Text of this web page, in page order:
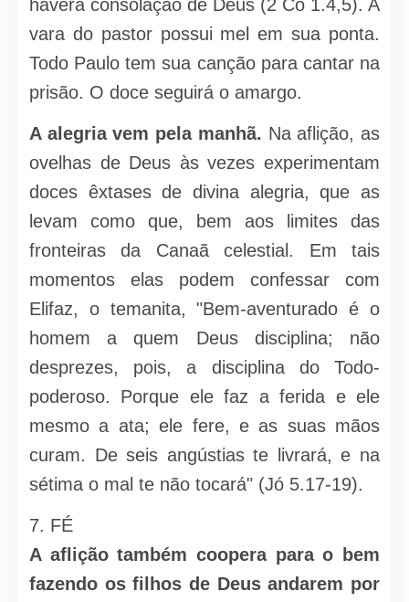
haverá consolação de Deus (2 Co 1.4,5). A
vara do pastor possui mel em sua ponta.
Todo Paulo tem sua canção para cantar na
prisão. O doce seguirá o amargo.
A alegria vem pela manhã. Na aflição, as
ovelhas de Deus às vezes experimentam
doces êxtases de divina alegria, que as
levam como que, bem aos limites das
fronteiras da Canaã celestial. Em tais
momentos elas podem confessar com
Elifaz, o temanita, "Bem-aventurado é o
homem a quem Deus disciplina; não
desprezes, pois, a disciplina do Todo-
poderoso. Porque ele faz a ferida e ele
mesmo a ata; ele fere, e as suas mãos
curam. De seis angústias te livrará, e na
sétima o mal te não tocará" (Jó 5.17-19).
7. FÉ
A aflição também coopera para o bem
fazendo os filhos de Deus andarem por